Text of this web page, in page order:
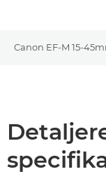
Canon EF-M 15-